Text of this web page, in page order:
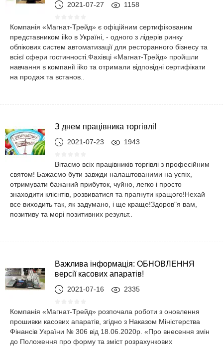
2021-07-27 1158
Компанія «Магнат-Трейд» є офіційним сертифікованим
представником iiko в Україні, - одного з лідерів ринку
облікових систем автоматизації для ресторанного бізнесу та
всієї сфери гостинності.Фахівці «Магнат-Трейд» пройшли
навчання в компанії iiko та отримали відповідні сертифікати
на продаж та встанов..
З днем ​​працівника торгівлі!
2021-07-23 1943
Вітаємо всіх працівників торгівлі з професійним
святом! Бажаємо бути завжди налаштованими на успіх,
отримувати бажаний прибуток, чуйно, легко і просто
знаходити клієнтів, розвиватися та прагнути кращого!Нехай
все виходить так, як задумано, і ще краще!Здоров"я вам,
позитиву та морі позитивних результ..
Важлива інформація: ОБНОВЛЕННЯ
версії касових апаратів!
2021-07-16 2335
Компанія «Магнат-Трейд» розпочала роботи з оновлення
прошивки касових апаратів, згідно з Наказом Міністерства
Фінансів України № 306 від 18.06.2020р. «Про внесення змін
до Положення про форму та зміст розрахункових